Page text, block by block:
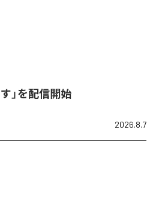
」を配信開始
2026.8.7